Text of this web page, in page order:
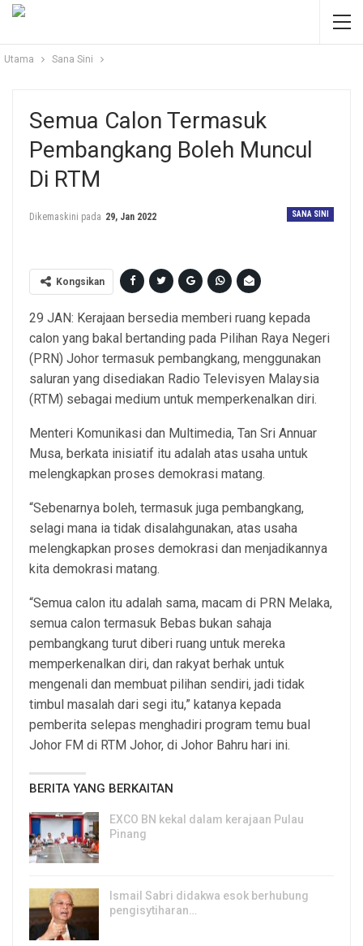
Utama Sana Sini
Semua Calon Termasuk
Pembangkang Boleh Muncul
Di RTM
SANA SINI
Dikemaskini pada 29, Jan 2022
Kongsikan
29 JAN: Kerajaan bersedia memberi ruang kepada
calon yang bakal bertanding pada Pilihan Raya Negeri
(PRN) Johor termasuk pembangkang, menggunakan
saluran yang disediakan Radio Televisyen Malaysia
(RTM) sebagai medium untuk memperkenalkan diri.
Menteri Komunikasi dan Multimedia, Tan Sri Annuar
Musa, berkata inisiatif itu adalah atas usaha untuk
melengkapkan proses demokrasi matang.
“Sebenarnya boleh, termasuk juga pembangkang,
selagi mana ia tidak disalahgunakan, atas usaha
melengkapkan proses demokrasi dan menjadikannya
kita demokrasi matang.
“Semua calon itu adalah sama, macam di PRN Melaka,
semua calon termasuk Bebas bukan sahaja
pembangkang turut diberi ruang untuk mereka
memperkenalkan diri, dan rakyat berhak untuk
mengenali dan membuat pilihan sendiri, jadi tidak
timbul masalah dari segi itu,” katanya kepada
pemberita selepas menghadiri program temu bual
Johor FM di RTM Johor, di Johor Bahru hari ini.
BERITA YANG BERKAITAN
EXCO BN kekal dalam kerajaan Pulau
Pinang
Ismail Sabri didakwa esok berhubung
pengisytiharan…